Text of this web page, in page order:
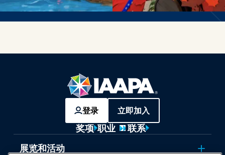
登录 立即加入
奖项 职业
联系
展览和活动